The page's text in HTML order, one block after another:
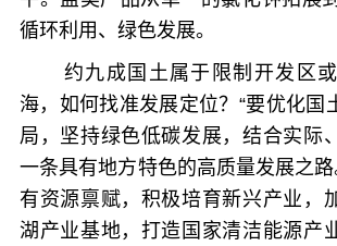
循环利用、绿色发展。
约九成国土属于限制开发区
海，如何找准发展定位？“要优化国
局，坚持绿色低碳发展，结合实际
一条具有地方特色的高质量发展之路
有资源禀赋，积极培育新兴产业，
湖产业基地，打造国家清洁能源产